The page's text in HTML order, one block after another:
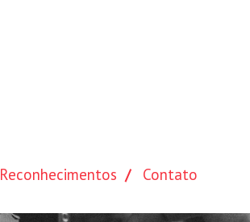
Reconhecimentos Contato